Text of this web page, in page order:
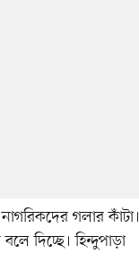
গলার কাঁটা।
দিচ্ছে। হিন্দুপাড়া